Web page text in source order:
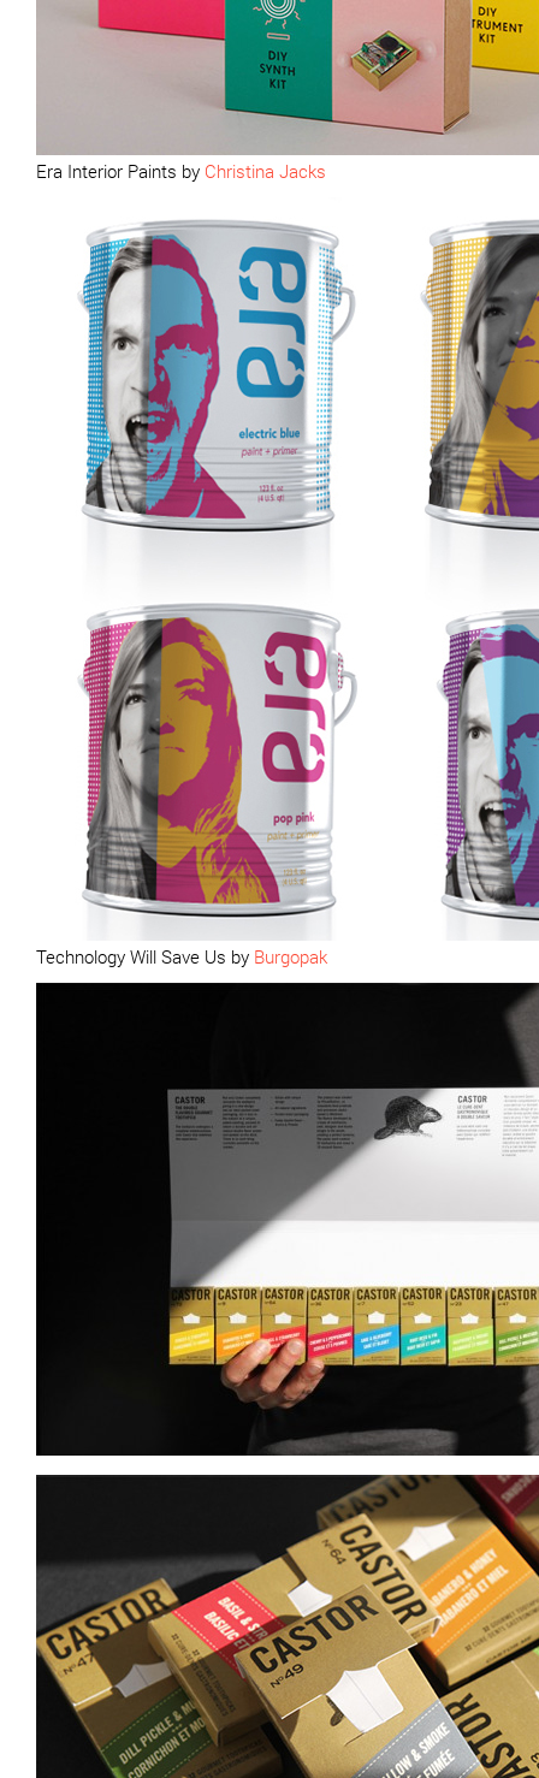
Era Interior Paints by Christina Jacks
Technology Will Save Us by Burgopak